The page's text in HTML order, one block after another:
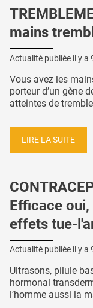
mains
Actualité publiée il y a
Vous avez les
porteur d’un gène
atteintes de
LIRE LA SUITE
Efficace
effets tue-
Actualité publiée il y a
Ultrasons, pilule
hormonal
l’homme aussi la